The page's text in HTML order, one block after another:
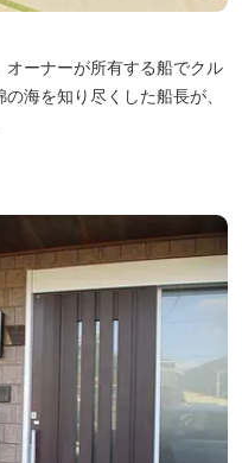
ーナーが所有する船でクル
海を知り尽くした船長が、